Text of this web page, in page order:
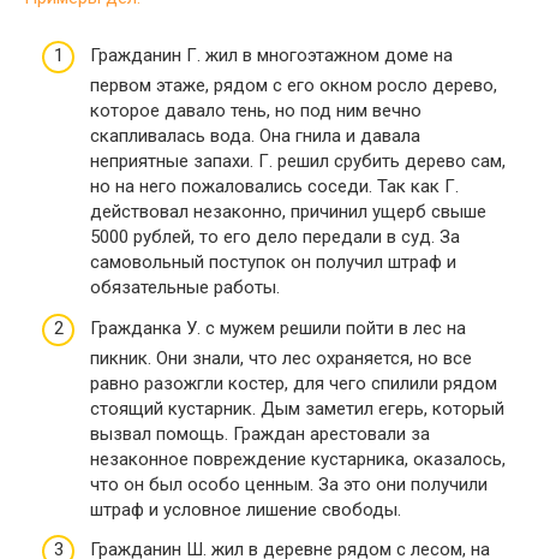
Гражданин Г. жил в многоэтажном доме на
первом этаже, рядом с его окном росло дерево,
которое давало тень, но под ним вечно
скапливалась вода. Она гнила и давала
неприятные запахи. Г. решил срубить дерево сам,
но на него пожаловались соседи. Так как Г.
действовал незаконно, причинил ущерб свыше
5000 рублей, то его дело передали в суд. За
самовольный поступок он получил штраф и
обязательные работы.
Гражданка У. с мужем решили пойти в лес на
пикник. Они знали, что лес охраняется, но все
равно разожгли костер, для чего спилили рядом
стоящий кустарник. Дым заметил егерь, который
вызвал помощь. Граждан арестовали за
незаконное повреждение кустарника, оказалось,
что он был особо ценным. За это они получили
штраф и условное лишение свободы.
Гражданин Ш. жил в деревне рядом с лесом, на